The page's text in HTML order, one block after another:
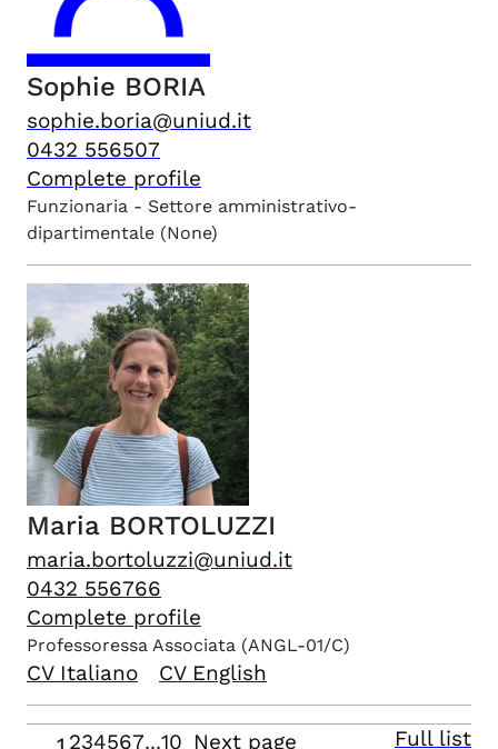
Sophie BORIA
sophie.boria@uniud.it
0432 556507
Complete profile
Funzionaria - Settore amministrativo-
dipartimentale (None)
Maria BORTOLUZZI
maria.bortoluzzi@uniud.it
0432 556766
Complete profile
Professoressa Associata (ANGL-01/C)
CV Italiano CV English
234567...10 Next page Full list